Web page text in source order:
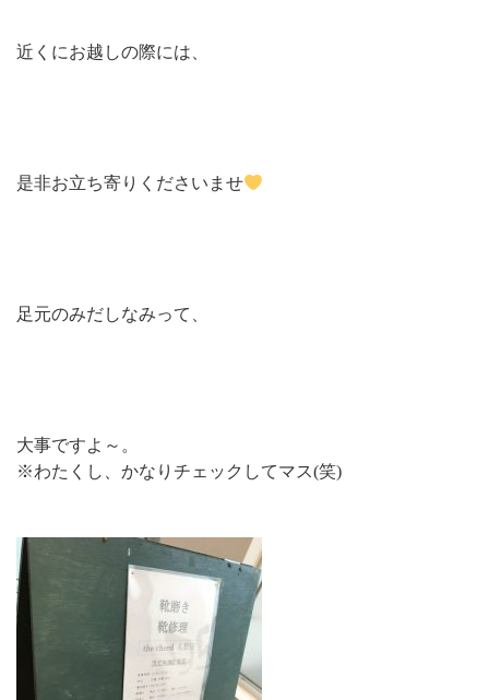
近くにお越しの際には、
是非お立ち寄りくださいませ
足元のみだしなみって、
大事ですよ～。
※わたくし、かなりチェックしてマス(笑)